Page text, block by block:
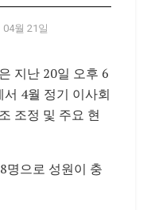
04월 21일
지난 20일 오후 6
4월 정기 이사회
조정 및 주요 현
명으로 성원이 충